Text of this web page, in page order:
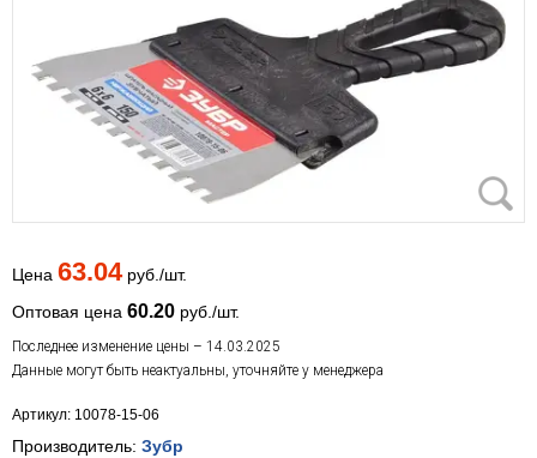
Цена 63.04руб./шт.
Оптовая цена 60.20 руб./шт.
Последнее изменение цены – 14.03.2025
Данные могут быть неактуальны, уточняйте у менеджера
Артикул: 10078-15-06
Производитель: Зубр